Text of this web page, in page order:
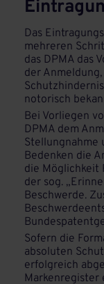
Das
mehreren
das DPMA das
der
notorisch
Bei Vorliegen
DPMA dem
Stellungnahme
Bedenken die
die Möglichkeit
der sog.
Beschwerde.
Sofern die
absoluten
erfolgreich
Markenregister